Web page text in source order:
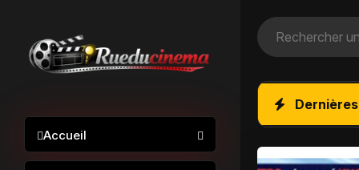
Accueil